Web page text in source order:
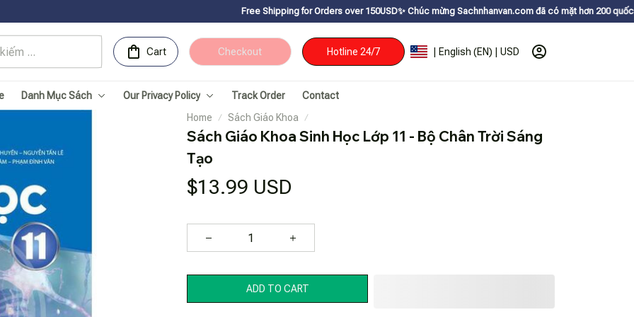
Free Shipping for Orders over 150USDㅤ✨ Chúc mừng Sachnhanvan.com đã có mặt hơn 200 quốc gia như Mỹ,
Cart Checkout Hotline 24/7 | English (EN) | USD
Danh Mục Sách Our Privacy Policy Track Order
Contact
Home
Sách Giáo Khoa
Sách Giáo Khoa Sinh Học Lớp 11 - Bộ Chân Trời Sáng
Tạo
$13.99 USD
ADD TO CART